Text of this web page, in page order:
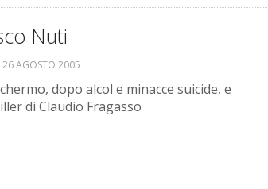
Nuti
26 AGOSTO 2005
dopo alcol e minacce suicide, e
di Claudio Fragasso